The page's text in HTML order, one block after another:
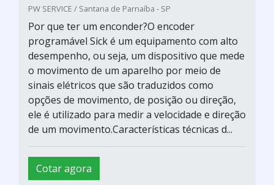
PW SERVICE / Santana de Parnaíba - SP
Por que ter um enconder?O encoder
programável Sick é um equipamento com alto
desempenho, ou seja, um dispositivo que mede
o movimento de um aparelho por meio de
sinais elétricos que são traduzidos como
opções de movimento, de posição ou direção,
ele é utilizado para medir a velocidade e direção
de um movimento.Características técnicas d...
Cotar agora